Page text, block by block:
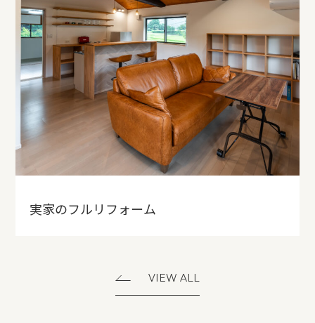
実家のフルリフォーム
VIEW ALL